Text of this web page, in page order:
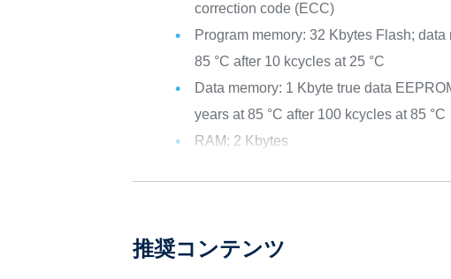
correction code (ECC)
Program memory: 32 Kbytes Flash;
85 °C after 10 kcycles at 25 °C
Data memory: 1 Kbyte true data
years at 85 °C after 100 kcycles at 85 °C
RAM: 2 Kbytes
推奨コンテンツ